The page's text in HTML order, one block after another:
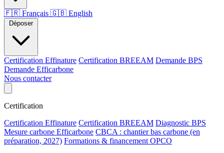
🇫🇷 Français 🇬🇧 English
Déposer
Certification Effinature Certification BREEAM Demande BPS
Demande Efficarbone
Nous contacter
Certification
Certification Effinature Certification BREEAM Diagnostic BPS
Mesure carbone Efficarbone CBCA : chantier bas carbone (en
préparation, 2027) Formations & financement OPCO